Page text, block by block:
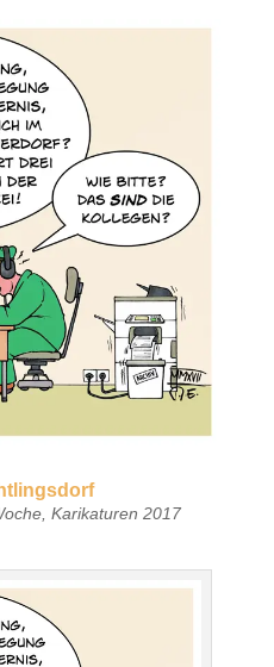
, Karikaturen 2017